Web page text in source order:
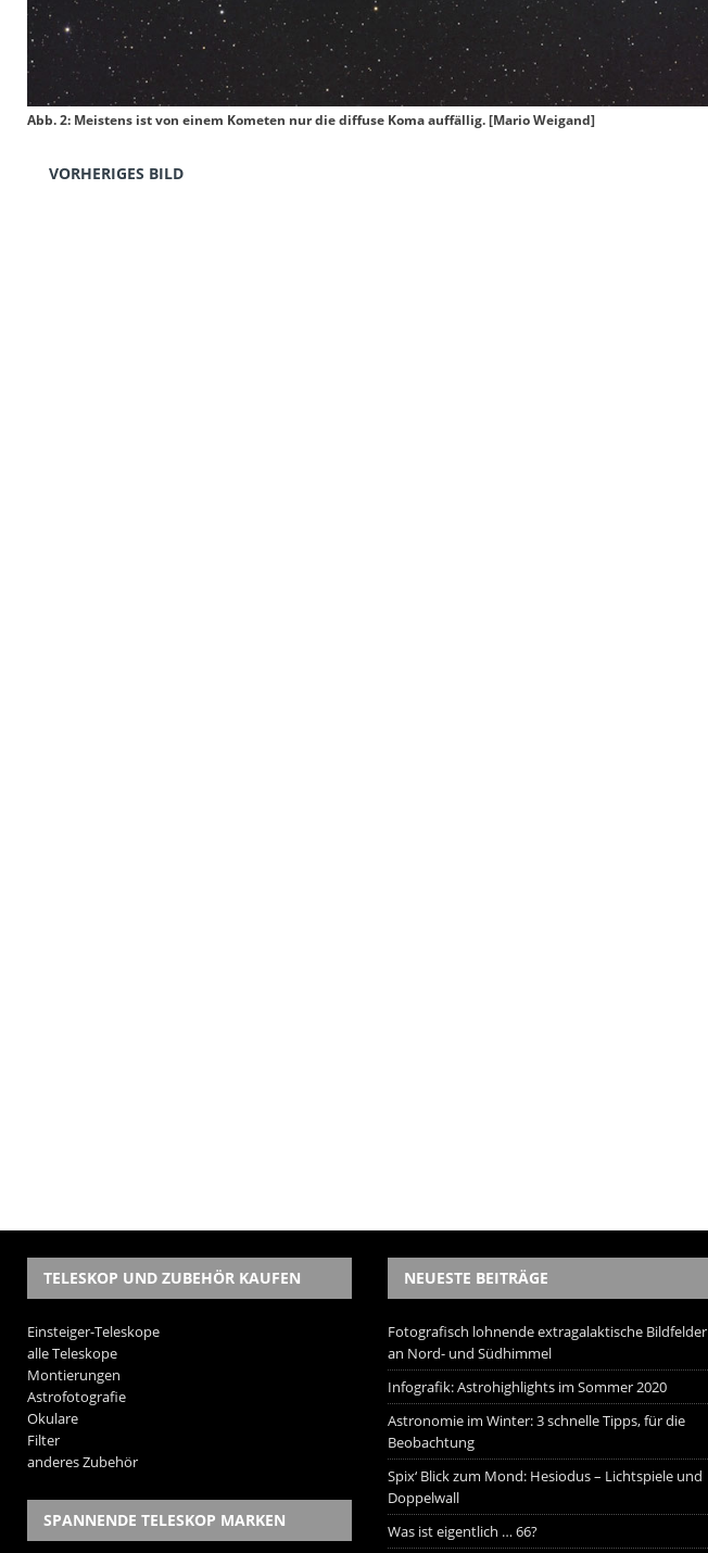
Abb. 2: Meistens ist von einem Kometen nur die diffuse Koma auffällig. [Mario Weigand]
VORHERIGES BILD
TELESKOP UND ZUBEHÖR KAUFEN
Einsteiger-Teleskope
alle Teleskope
Montierungen
Astrofotografie
Okulare
Filter
anderes Zubehör
SPANNENDE TELESKOP MARKEN
NEUESTE BEITRÄGE
Fotografisch lohnende extragalaktische Bildfelder
an Nord- und Südhimmel
Infografik: Astrohighlights im Sommer 2020
Astronomie im Winter: 3 schnelle Tipps, für die
Beobachtung
Spix‘ Blick zum Mond: Hesiodus – Lichtspiele und
Doppelwall
Was ist eigentlich … 66?